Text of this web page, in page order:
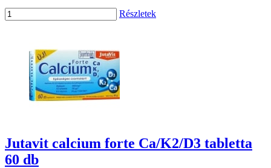
Részletek
Jutavit calcium forte Ca/K2/D3 tabletta
60 db